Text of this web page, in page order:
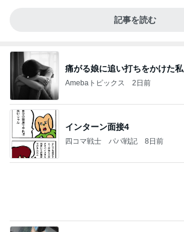
記事を読む
痛がる娘に追い打ちをかけた私
Amebaトピックス 2日前
インターン面接4
四コマ戦士 パパ戦記 8日前